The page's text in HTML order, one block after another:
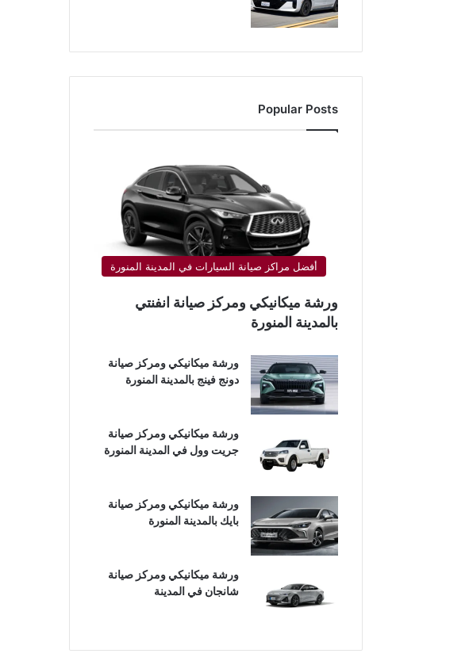
Popular Posts
أفضل مراكز صيانة السيارات في المدينة المنورة
ورشة ميكانيكي ومركز صيانة انفنتي
بالمدينة المنورة
ورشة ميكانيكي ومركز صيانة
دونج فينج بالمدينة المنورة
ورشة ميكانيكي ومركز صيانة
جريت وول في المدينة المنورة
ورشة ميكانيكي ومركز صيانة
بايك بالمدينة المنورة
ورشة ميكانيكي ومركز صيانة
شانجان في المدينة